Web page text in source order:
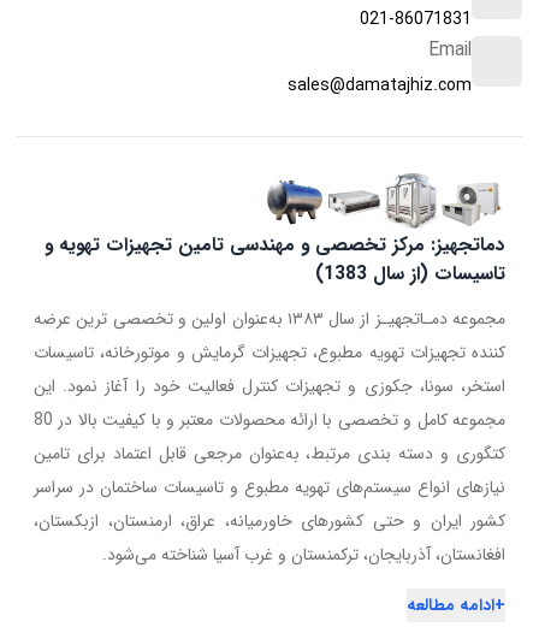
021-86071831
Email
sales@damatajhiz.com
دماتجهیز: مرکز تخصصی و مهندسی تامین تجهیزات تهویه و
تاسیسات (از سال 1383)
مجموعه دمـاتجهیـز از سال ۱۳۸۳ به‌عنوان اولین و تخصصی ترین عرضه
کننده تجهیزات تهویه مطبوع، تجهیزات گرمایش و موتورخانه، تاسیسات
استخر، سونا، جکوزی و تجهیزات کنترل فعالیت خود را آغاز نمود. این
مجموعه کامل و تخصصی با ارائه محصولات معتبر و با کیفیت بالا در 80
کتگوری و دسته بندی مرتبط، به‌عنوان مرجعی قابل اعتماد برای تامین
نیازهای انواع سیستم‌های تهویه مطبوع و تاسیسات ساختمان در سراسر
کشور ایران و حتی کشورهای خاورمیانه، عراق، ارمنستان، ازبکستان،
افغانستان، آذربایجان، ترکمنستان و غرب آسیا شناخته می‌شود.
+ادامه مطالعه